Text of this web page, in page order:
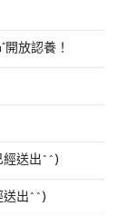
放認養！
經送出^^)
送出^^)